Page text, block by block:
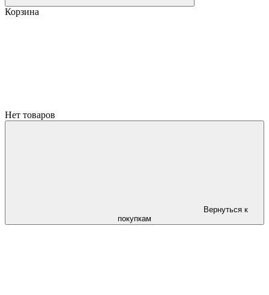
Корзина
Нет товаров
Вернуться к
покупкам